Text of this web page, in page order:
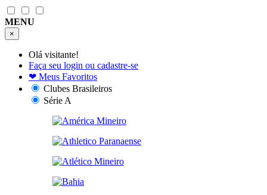
MENU
×
Olá visitante!
Faça seu login ou cadastre-se
❤ Meus Favoritos
Clubes Brasileiros
Série A